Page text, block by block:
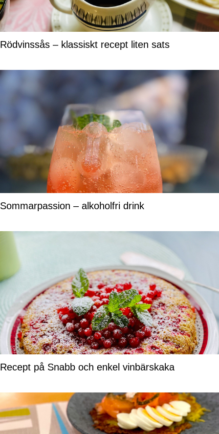
Rödvinssås – klassiskt recept liten sats
Sommarpassion – alkoholfri drink
Recept på Snabb och enkel vinbärskaka